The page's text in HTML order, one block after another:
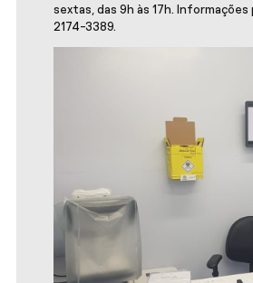
sextas, das 9h às 17h. Informações
2174-3389.